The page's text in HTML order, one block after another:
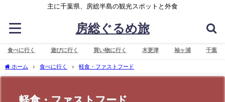
主に千葉県、房総半島の観光スポットと外食
房総ぐるめ旅
食べに行く 遊びに行く 買い物に行く 木更津 袖ヶ浦 千葉
ホーム 食べに行く 軽食・ファストフード
軽食・ファストフード